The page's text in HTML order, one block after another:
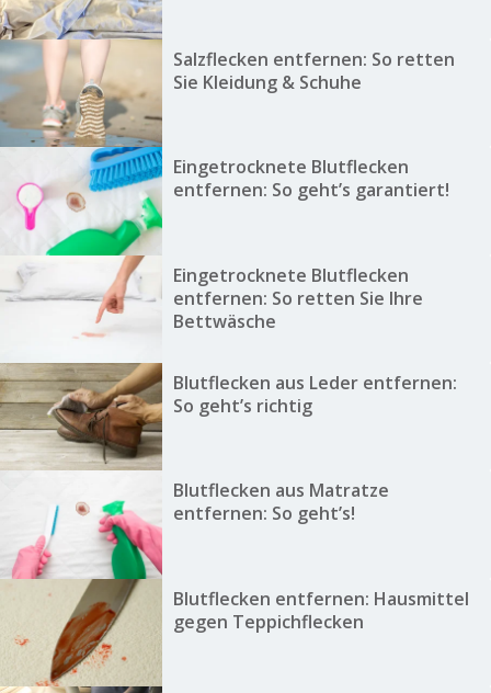
Salzflecken entfernen: So retten
Sie Kleidung & Schuhe
Eingetrocknete Blutflecken
entfernen: So geht’s garantiert!
Eingetrocknete Blutflecken
entfernen: So retten Sie Ihre
Bettwäsche
Blutflecken aus Leder entfernen:
So geht’s richtig
Blutflecken aus Matratze
entfernen: So geht’s!
Blutflecken entfernen: Hausmittel
gegen Teppichflecken